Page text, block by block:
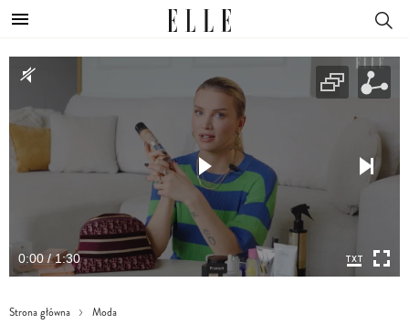
0:00 / 1:30
Strona główna Moda